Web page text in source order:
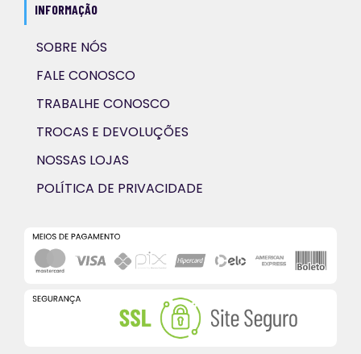
INFORMAÇÃO
SOBRE NÓS
FALE CONOSCO
TRABALHE CONOSCO
TROCAS E DEVOLUÇÕES
NOSSAS LOJAS
POLÍTICA DE PRIVACIDADE